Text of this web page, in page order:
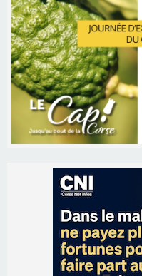
Les brèves
05/08/2026 09:53
Biguglia : messe
procession le 14